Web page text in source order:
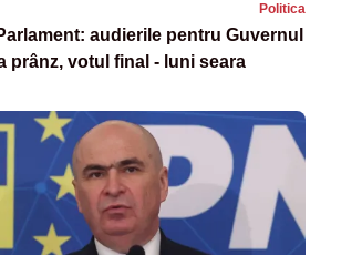
Politica
audierile pentru Guvernul
prânz, votul final - luni seara